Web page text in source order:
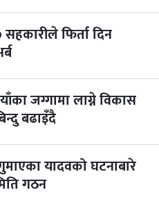
फिर्ता दिन
जग्गामा लाग्ने विकास
बढाइँदै
यादवको घटनाबारे
गठन